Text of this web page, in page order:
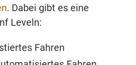
. Dabei gibt es eine
Leveln:
Fahren